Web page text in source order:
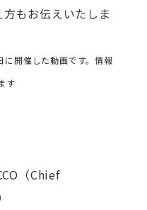
もお伝えいたしま
開催した動画です。情報
す
（Chief